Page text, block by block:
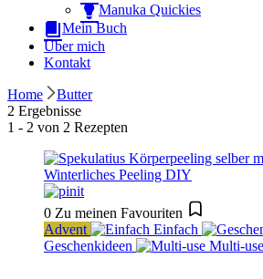
Manuka Quickies
Mein Buch
Über mich
Kontakt
Home
Butter
2 Ergebnisse
1 - 2 von 2 Rezepten
0 Zu meinen Favouriten
Advent
Einfach
Geschenkideen
Multi-use